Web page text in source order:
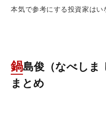
本気で参考にする投資家はい
鍋島俊（なべしま しゅん）の調査結果
まとめ